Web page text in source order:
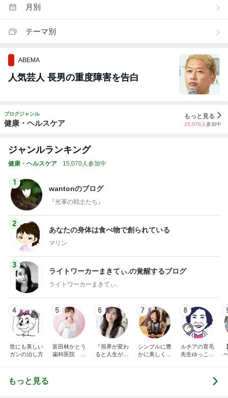
月別
テーマ別
ABEMA
人気芸人 長男の重度障害を告白
ブログジャンル
健康・ヘルスケア
もっと見る
15,070 人 参加中
ジャンルランキング
健康・ヘルスケア 15,070人参加中
1
wantonのブログ
『光軍の戦士たち』
2
あなたの身体は食べ物で創られている
マリン
3
ライトワーカーまきてぃ.の覚醒するブログ
ライトワーカーまきてぃ.
4
世にも美しい
ガンの治し方
5
富田林かとう
歯科医院 み
6
『視界が変わ
ると人生が変
7
シンプルに豊
かに美しく自
8
ルチアの育毛
先生ゆっこち
もっと見る